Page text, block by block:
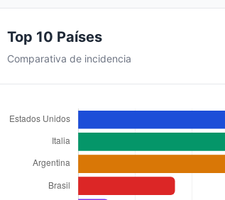
Top 10 Países
Comparativa de incidencia